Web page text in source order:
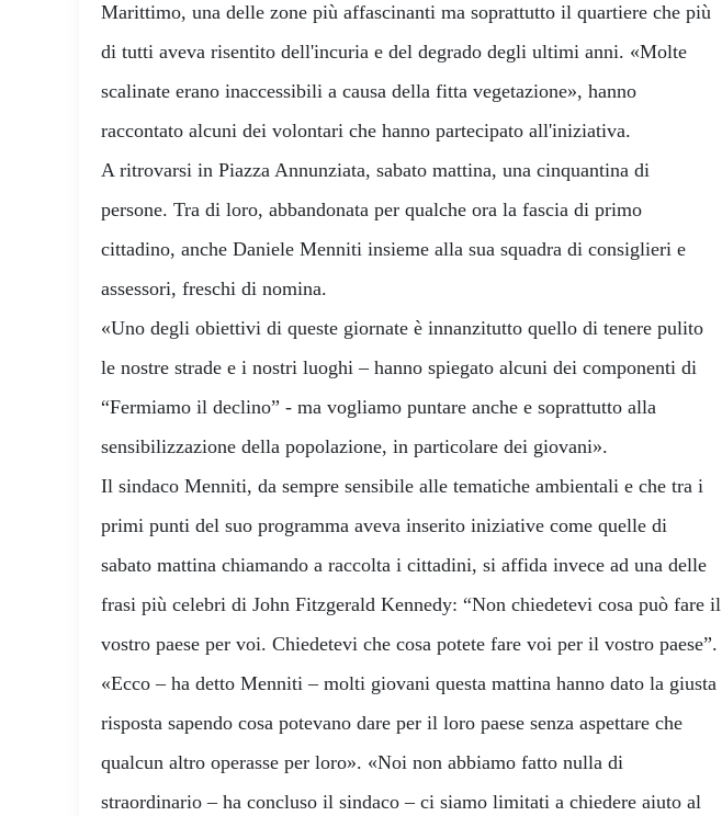
Marittimo, una delle zone più affascinanti ma soprattutto il quartiere che più
di tutti aveva risentito dell'incuria e del degrado degli ultimi anni. «Molte
scalinate erano inaccessibili a causa della fitta vegetazione», hanno
raccontato alcuni dei volontari che hanno partecipato all'iniziativa.
A ritrovarsi in Piazza Annunziata, sabato mattina, una cinquantina di
persone. Tra di loro, abbandonata per qualche ora la fascia di primo
cittadino, anche Daniele Menniti insieme alla sua squadra di consiglieri e
assessori, freschi di nomina.
«Uno degli obiettivi di queste giornate è innanzitutto quello di tenere pulito
le nostre strade e i nostri luoghi – hanno spiegato alcuni dei componenti di
“Fermiamo il declino” - ma vogliamo puntare anche e soprattutto alla
sensibilizzazione della popolazione, in particolare dei giovani».
Il sindaco Menniti, da sempre sensibile alle tematiche ambientali e che tra i
primi punti del suo programma aveva inserito iniziative come quelle di
sabato mattina chiamando a raccolta i cittadini, si affida invece ad una delle
frasi più celebri di John Fitzgerald Kennedy: “Non chiedetevi cosa può fare il
vostro paese per voi. Chiedetevi che cosa potete fare voi per il vostro paese”.
«Ecco – ha detto Menniti – molti giovani questa mattina hanno dato la giusta
risposta sapendo cosa potevano dare per il loro paese senza aspettare che
qualcun altro operasse per loro». «Noi non abbiamo fatto nulla di
straordinario – ha concluso il sindaco – ci siamo limitati a chiedere aiuto al